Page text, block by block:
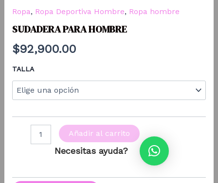
Ropa, Ropa Deportiva Hombre, Ropa hombre
SUDADERA PARA HOMBRE
$92,900.00
TALLA
Necesitas ayuda?
Añadir al carrito